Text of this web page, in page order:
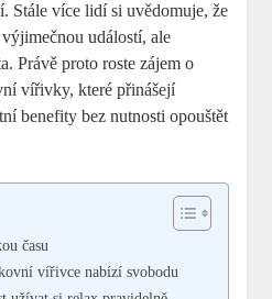
Stále více lidí si uvědomuje, že
událostí, ale
Právě proto roste zájem o
vířivky, které přinášejí
benefity bez nutnosti opouštět
času
vířivce nabízí svobodu